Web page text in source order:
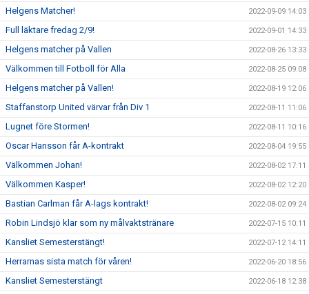
Helgens Matcher! 2022-09-09 14:03
Full läktare fredag 2/9! 2022-09-01 14:33
Helgens matcher på Vallen 2022-08-26 13:33
Välkommen till Fotboll för Alla 2022-08-25 09:08
Helgens matcher på Vallen! 2022-08-19 12:06
Staffanstorp United värvar från Div 1 2022-08-11 11:06
Lugnet före Stormen! 2022-08-11 10:16
Oscar Hansson får A-kontrakt 2022-08-04 19:55
Välkommen Johan! 2022-08-02 17:11
Välkommen Kasper! 2022-08-02 12:20
Bastian Carlman får A-lags kontrakt! 2022-08-02 09:24
Robin Lindsjö klar som ny målvaktstränare 2022-07-15 10:11
Kansliet Semesterstängt! 2022-07-12 14:11
Herrarnas sista match för våren! 2022-06-20 18:56
Kansliet Semesterstängt 2022-06-18 12:38